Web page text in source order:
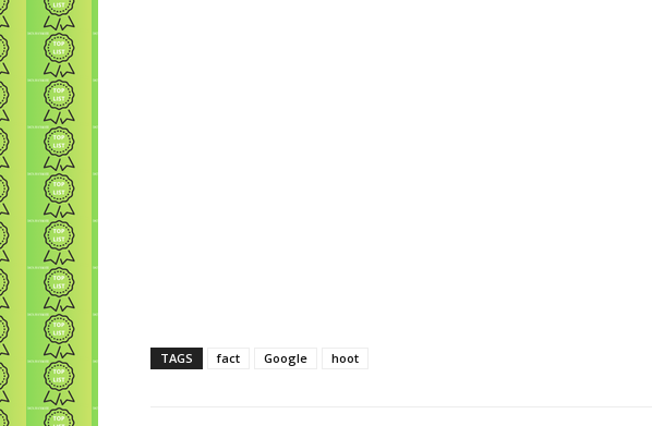
TAGS fact Google hoot